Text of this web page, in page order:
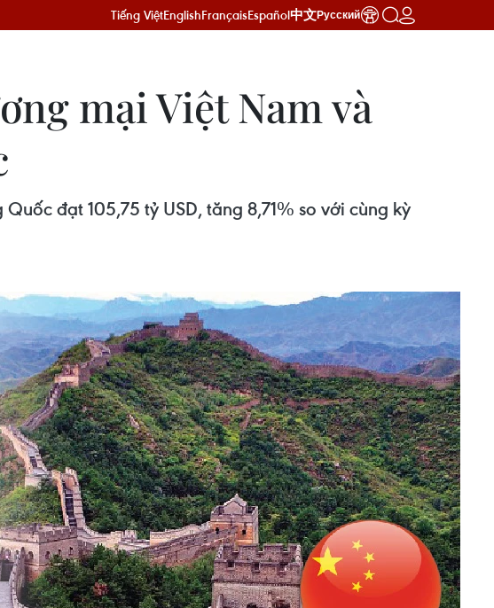
Tiếng ViệtEnglishFrançaisEspañol中文Русский
mại Việt Nam và
đạt 105,75 tỷ USD, tăng 8,71% so với cùng kỳ